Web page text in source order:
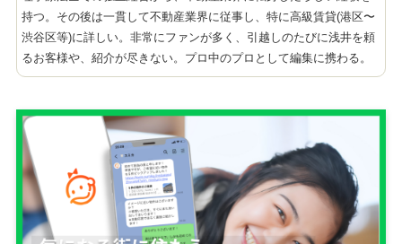
持つ。その後は一貫して不動産業界に従事し、特に高級賃貸(港区〜
渋谷区等)に詳しい。非常にファンが多く、引越しのたびに浅井を頼
るお客様や、紹介が尽きない。プロ中のプロとして編集に携わる。